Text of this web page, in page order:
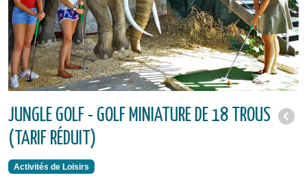
JUNGLE GOLF - GOLF MINIATURE DE 18 TROUS
(TARIF RÉDUIT)
Activités de Loisirs